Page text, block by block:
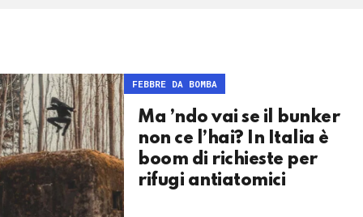
FEBBRE DA BOMBA
Ma ’ndo vai se il bunker
non ce l’hai? In Italia è
boom di richieste per
rifugi antiatomici